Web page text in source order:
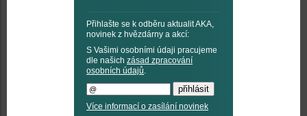
Přihlašte se k odběru aktualit AKA,
novinek z hvězdárny a akcí:
S Vašimi osobními údaji pracujeme
dle našich zásad zpracování
osobních údajů.
Více informací o zasílání novinek